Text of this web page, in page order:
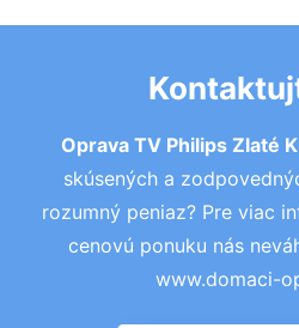
Oprava TV Philips Zlaté
skúsených a
rozumný peniaz? Pre viac
cenovú ponuku nás
www.domaci-